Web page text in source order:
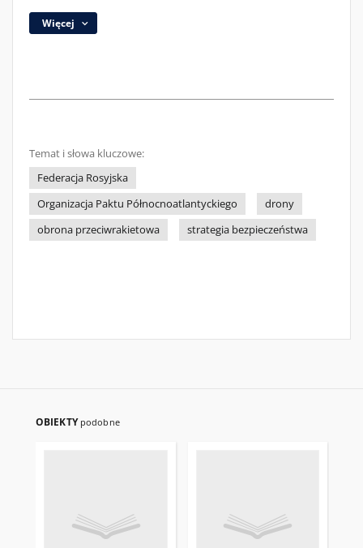
Więcej
Temat i słowa kluczowe:
Federacja Rosyjska
Organizacja Paktu Północnoatlantyckiego
drony
obrona przeciwrakietowa
strategia bezpieczeństwa
OBIEKTY podobne